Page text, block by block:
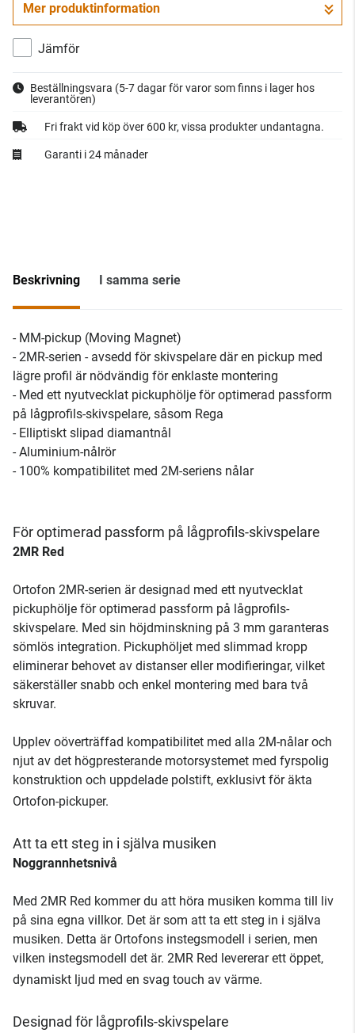
Gå till kassan
Mer produktinformation
Jämför
Beställningsvara (5-7 dagar för varor som finns i lager hos
leverantören)
Fri frakt vid köp över 600 kr, vissa produkter undantagna.
Garanti i 24 månader
Beskrivning I samma serie
- MM-pickup (Moving Magnet)
- 2MR-serien - avsedd för skivspelare där en pickup med
lägre profil är nödvändig för enklaste montering
- Med ett nyutvecklat pickuphölje för optimerad passform
på lågprofils-skivspelare, såsom Rega
- Elliptiskt slipad diamantnål
- Aluminium-nålrör
- 100% kompatibilitet med 2M-seriens nålar
För optimerad passform på lågprofils-skivspelare
2MR Red
Ortofon 2MR-serien är designad med ett nyutvecklat
pickuphölje för optimerad passform på lågprofils-
skivspelare. Med sin höjdminskning på 3 mm garanteras
sömlös integration. Pickuphöljet med slimmad kropp
eliminerar behovet av distanser eller modifieringar, vilket
säkerställer snabb och enkel montering med bara två
skruvar.
Upplev oöverträffad kompatibilitet med alla 2M-nålar och
njut av det högpresterande motorsystemet med fyrspolig
konstruktion och uppdelade polstift, exklusivt för äkta
Ortofon-pickuper.
Att ta ett steg in i själva musiken
Noggrannhetsnivå
Med 2MR Red kommer du att höra musiken komma till liv
på sina egna villkor. Det är som att ta ett steg in i själva
musiken. Detta är Ortofons instegsmodell i serien, men
vilken instegsmodell det är. 2MR Red levererar ett öppet,
dynamiskt ljud med en svag touch av värme.
Designad för lågprofils-skivspelare